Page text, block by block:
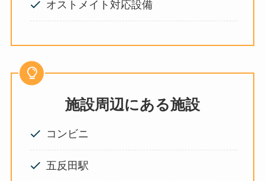
オストメイト対応設備
施設周辺にある施設
コンビニ
五反田駅